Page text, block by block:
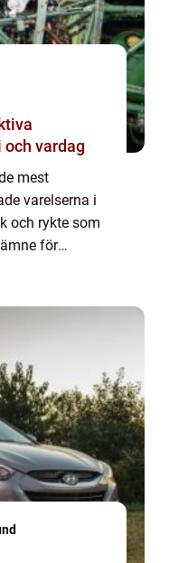
vardag
mest
varelserna i
och rykte som
för